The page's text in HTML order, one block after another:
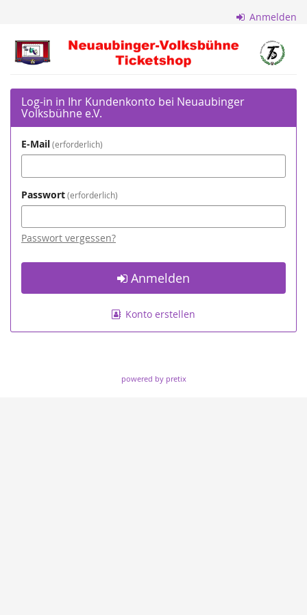
Inhalt
springen
Anmelden
Neuaubinger
e.V.
Log-in in Ihr Kundenkonto bei Neuaubinger
Volksbühne e.V.
E-Mail erforderlich
Passwort erforderlich
Passwort vergessen?
Anmelden
Konto erstellen
powered by pretix